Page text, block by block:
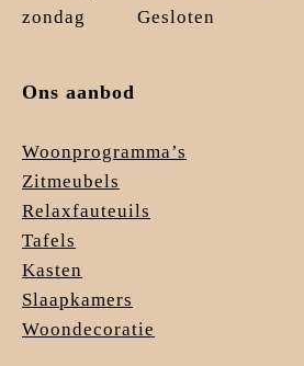
zondag
Gesloten
Ons aanbod
Woonprogramma’s
Zitmeubels
Relaxfauteuils
Tafels
Kasten
Slaapkamers
Woondecoratie